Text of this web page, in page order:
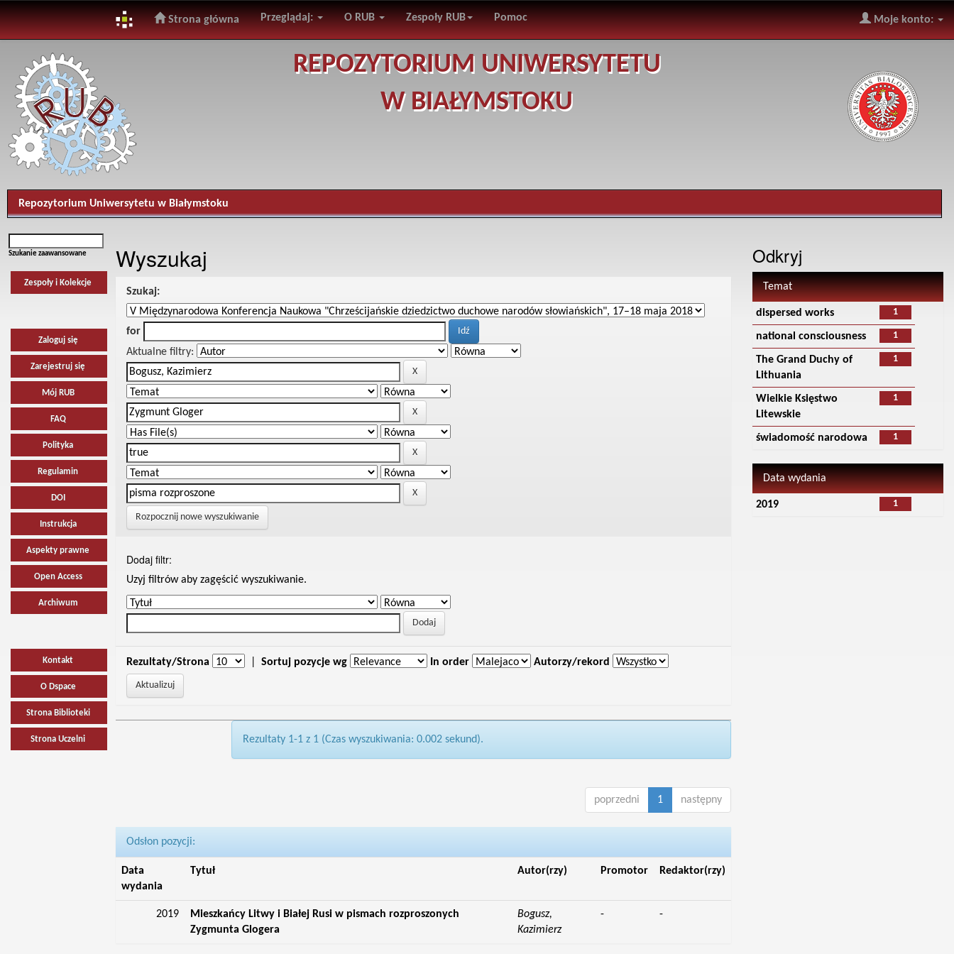
navigation
Strona główna Przeglądaj: O RUB Zespoły RUB Pomoc Moje konto:
REPOZYTORIUM UNIWERSYTETU
W BIAŁYMSTOKU
Repozytorium Uniwersytetu w Białymstoku
Szukanie zaawansowane
Zespoły i Kolekcje
Zaloguj się
Zarejestruj się
Mój RUB
FAQ
Polityka
Regulamin
DOI
Instrukcja
Aspekty prawne
Open Access
Archiwum
Kontakt
O Dspace
Strona Biblioteki
Strona Uczelni
Wyszukaj
Szukaj:
for
Aktualne filtry:
Rozpocznij nowe wyszukiwanie
Dodaj filtr:
Uzyj filtrów aby zagęścić wyszukiwanie.
Rezultaty/Strona Sortuj pozycje wg In order Autorzy/rekord
Rezultaty 1-1 z 1 (Czas wyszukiwania: 0.002 sekund).
poprzedni 1 następny
Odsłon pozycji:
Data
wydania
Tytuł Autor(rzy) Promotor Redaktor(rzy)
2019
Mieszkańcy Litwy i Białej Rusi w pismach rozproszonych
Zygmunta Glogera
Bogusz,
Kazimierz
- -
Odkryj
Temat
1
dispersed works
1
national consciousness
1
The Grand Duchy of
Lithuania
1
Wielkie Księstwo
Litewskie
1
świadomość narodowa
Data wydania
1
2019